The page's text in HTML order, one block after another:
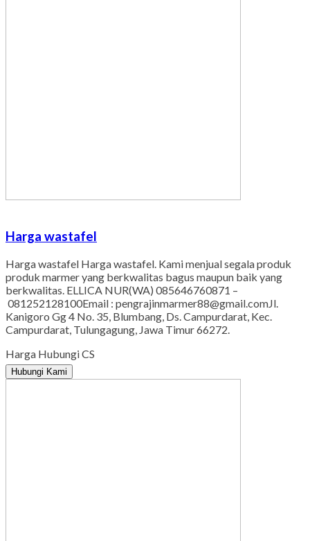
Harga wastafel
Harga wastafel Harga wastafel. Kami menjual segala produk
produk marmer yang berkwalitas bagus maupun baik yang
berkwalitas. ELLICA NUR(WA) 085646760871 –
081252128100Email : pengrajinmarmer88@gmail.comJl.
Kanigoro Gg 4 No. 35, Blumbang, Ds. Campurdarat, Kec.
Campurdarat, Tulungagung, Jawa Timur 66272.
Harga Hubungi CS
Hubungi Kami